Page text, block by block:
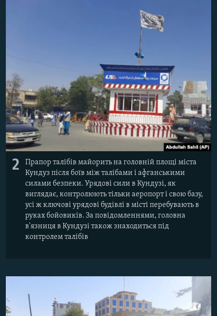
2
Прапор талібів майорить на головній площі міста
Кундуз після боїв між талібами і афганськими
силами безпеки. Урядові сили в Кундузі, як
виглядає, контролюють тільки аеропорт і свою базу,
усі ж ключові урядові будівлі в місті перебувають в
руках бойовиків. За повідомленнями, головна
в'язниця в Кундузі також знаходиться під
контролем талібів